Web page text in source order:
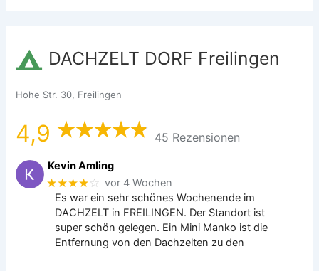
DACHZELT DORF Freilingen
Hohe Str. 30, Freilingen
4,9 45 Rezensionen
Kevin Amling
★★★★☆ vor 4 Wochen
Es war ein sehr schönes Wochenende im
DACHZELT in FREILINGEN. Der Standort ist
super schön gelegen. Ein Mini Manko ist die
Entfernung von den Dachzelten zu den